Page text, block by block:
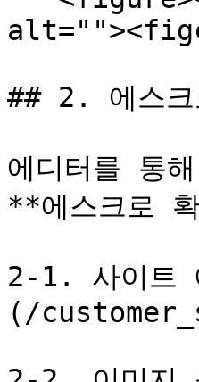
## 2. 에스크
에디터를 통
**에스크로
2-1. 사이트
(/